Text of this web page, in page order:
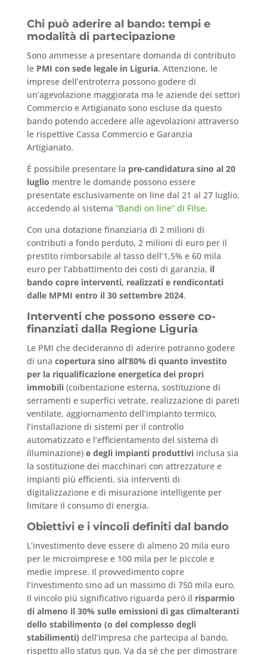
Chi può aderire al bando: tempi e
modalità di partecipazione
Sono ammesse a presentare domanda di contributo
le PMI con sede legale in Liguria. Attenzione, le
imprese dell’entroterra possono godere di
un’agevolazione maggiorata ma le aziende dei settori
Commercio e Artigianato sono escluse da questo
bando potendo accedere alle agevolazioni attraverso
le rispettive Cassa Commercio e Garanzia
Artigianato.
È possibile presentare la pre-candidatura sino al 20
luglio mentre le domande possono essere
presentate esclusivamente on line dal 21 al 27 luglio,
accedendo al sistema “Bandi on line” di Filse.
Con una dotazione finanziaria di 2 milioni di
contributi a fondo perduto, 2 milioni di euro per il
prestito rimborsabile al tasso dell’1,5% e 60 mila
euro per l’abbattimento dei costi di garanzia, il
bando copre interventi, realizzati e rendicontati
dalle MPMI entro il 30 settembre 2024.
Interventi che possono essere co-
finanziati dalla Regione Liguria
Le PMI che decideranno di aderire potranno godere
di una copertura sino all’80% di quanto investito
per la riqualificazione energetica dei propri
immobili(coibentazione esterna, sostituzione di
serramenti e superfici vetrate, realizzazione di pareti
ventilate, aggiornamento dell’impianto termico,
l’installazione di sistemi per il controllo
automatizzato e l’efficientamento del sistema di
illuminazione)e degli impianti produttiviinclusa sia
la sostituzione dei macchinari con attrezzature e
impianti più efficienti, sia interventi di
digitalizzazione e di misurazione intelligente per
limitare il consumo di energia.
Obiettivi e i vincoli definiti dal bando
L’investimento deve essere di almeno 20 mila euro
per le microimprese e 100 mila per le piccole e
medie imprese. Il provvedimento copre
l’investimento sino ad un massimo di 750 mila euro.
Il vincolo più significativo riguarda però il risparmio
di almeno il 30% sulle emissioni di gas climalteranti
dello stabilimento (o del complesso degli
stabilimenti) dell’impresa che partecipa al bando,
rispetto allo status quo. Va da sé che per dimostrare